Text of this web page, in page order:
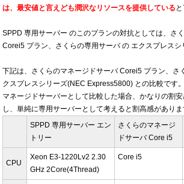
は、最安値と言えども潤沢なリソースを提供している
SPPD 専用サーバー のこのプランの対抗としては、さ
Corei5 プラン、さくらの専用サーバ の エクスプレスシ
下記は、さくらのマネージドサーバ Corei5 プラン、さ
クスプレスシリーズ(NEC Express5800) との比較です。
マネージドサーバーとして比較した場合、かなりの割
し、単純に専用サーバーとして考えると割高感がありま
SPPD 専用サーバー エン
トリー
さくらのマネージ
ドサーバ Core i5
CPU
Xeon E3-1220Lv2 2.30
GHz 2Core(4Thread)
Core i5